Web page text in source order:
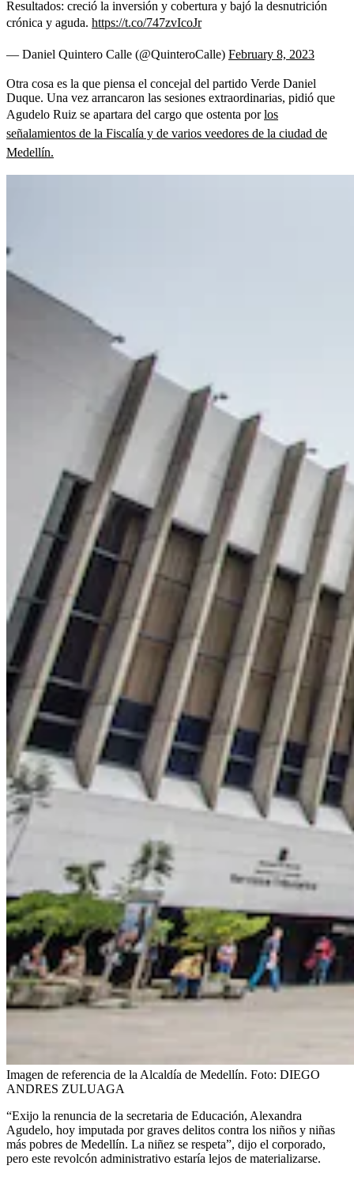
Resultados: creció la inversión y cobertura y bajó la desnutrición
crónica y aguda. https://t.co/747zvIcoJr
— Daniel Quintero Calle (@QuinteroCalle) February 8, 2023
Otra cosa es la que piensa el concejal del partido Verde Daniel
Duque. Una vez arrancaron las sesiones extraordinarias, pidió que
Agudelo Ruiz se apartara del cargo que ostenta porlos
señalamientos de la Fiscalía y de varios veedores de la ciudad de
Medellín.
Imagen de referencia de la Alcaldía de Medellín. Foto: DIEGO
ANDRES ZULUAGA
“Exijo la renuncia de la secretaria de Educación, Alexandra
Agudelo, hoy imputada por graves delitos contra los niños y niñas
más pobres de Medellín. La niñez se respeta”, dijo el corporado,
pero este revolcón administrativo estaría lejos de materializarse.